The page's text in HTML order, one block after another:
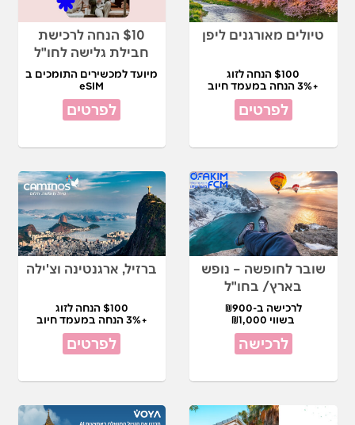
טיולים מאורגנים ליפן
$100 הנחה לזוג
+3% הנחה במעמד חיוב
לפרטים
$10 הנחה לרכישת
חבילת גלישה לחו"ל
מיועד למכשירים התומכים ב
eSIM
לפרטים
שובר לחופשה – נופש
בארץ/ בחו"ל
לרכישה ב-₪900
בשווי ₪1,000
לרכישה
ברזיל, ארגנטינה וצ'ילה
$100 הנחה לזוג
+3% הנחה במעמד חיוב
לפרטים